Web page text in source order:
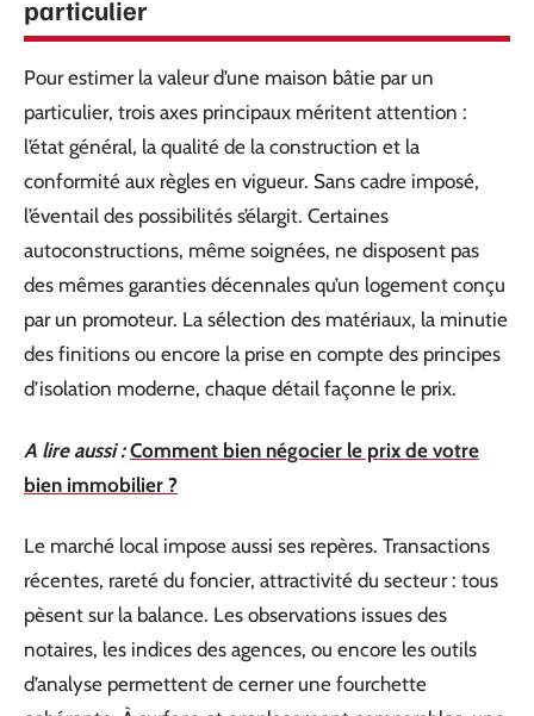
particulier
Pour estimer la valeur d’une maison bâtie par un
particulier, trois axes principaux méritent attention :
l’état général, la qualité de la construction et la
conformité aux règles en vigueur. Sans cadre imposé,
l’éventail des possibilités s’élargit. Certaines
autoconstructions, même soignées, ne disposent pas
des mêmes garanties décennales qu’un logement conçu
par un promoteur. La sélection des matériaux, la minutie
des finitions ou encore la prise en compte des principes
d’isolation moderne, chaque détail façonne le prix.
A lire aussi : Comment bien négocier le prix de votre
bien immobilier ?
Le marché local impose aussi ses repères. Transactions
récentes, rareté du foncier, attractivité du secteur : tous
pèsent sur la balance. Les observations issues des
notaires, les indices des agences, ou encore les outils
d’analyse permettent de cerner une fourchette